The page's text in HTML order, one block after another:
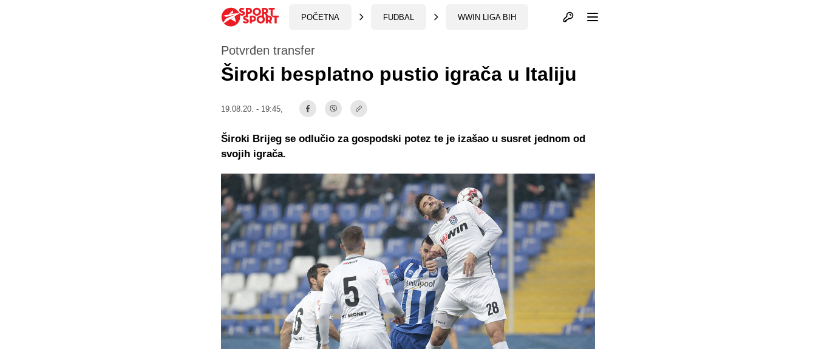
POČETNA FUDBAL WWIN LIGA BIH Otvori profil
Potvrđen transfer
Široki besplatno pustio igrača u Italiju
19.08.20. - 19:45,
Široki Brijeg se odlučio za gospodski potez te je izašao u susret jednom od
svojih igrača.